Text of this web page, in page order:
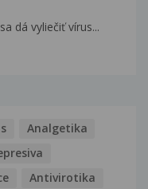
dá vyliečiť vírus...
Analgetika
Antivirotika